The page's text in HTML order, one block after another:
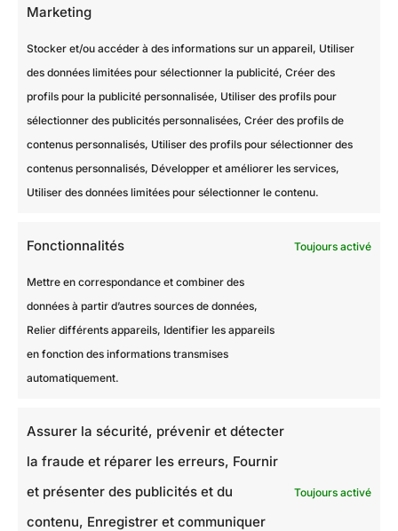
Marketing
Stocker et/ou accéder à des informations sur un appareil, Utiliser
des données limitées pour sélectionner la publicité, Créer des
profils pour la publicité personnalisée, Utiliser des profils pour
sélectionner des publicités personnalisées, Créer des profils de
contenus personnalisés, Utiliser des profils pour sélectionner des
contenus personnalisés, Développer et améliorer les services,
Utiliser des données limitées pour sélectionner le contenu.
Fonctionnalités Toujours activé
Mettre en correspondance et combiner des
données à partir d’autres sources de données,
Relier différents appareils, Identifier les appareils
en fonction des informations transmises
automatiquement.
Assurer la sécurité, prévenir et détecter
la fraude et réparer les erreurs, Fournir
et présenter des publicités et du
contenu, Enregistrer et communiquer
Toujours activé
Champs-sur-Marne (77)
24 juin 2026
Rénovation d’un parquet exotique à